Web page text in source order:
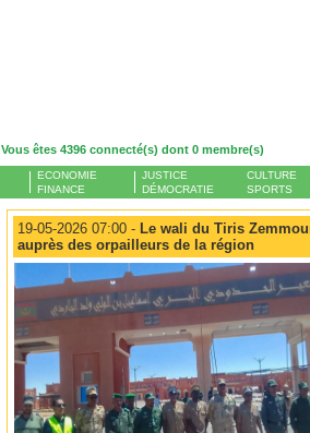
Vous êtes 4396 connecté(s) dont 0 membre(s)
ECONOMIE
FINANCE
JUSTICE
DÉMOCRATIE
CULTURE
SPORTS
19-05-2026 07:00 - Le wali du Tiris
auprès des orpailleurs de la région